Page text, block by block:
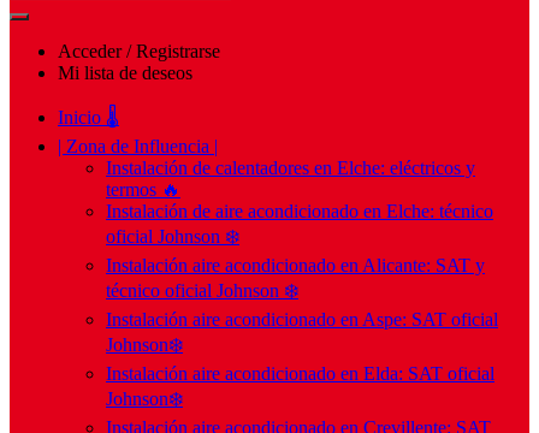
Acceder / Registrarse
Mi lista de deseos
Inicio 🌡️
| Zona de Influencia |
Instalación de calentadores en Elche: eléctricos y
termos 🔥
Instalación de aire acondicionado en Elche: técnico
oficial Johnson ❄️
Instalación aire acondicionado en Alicante: SAT y
técnico oficial Johnson ❄️
Instalación aire acondicionado en Aspe: SAT oficial
Johnson❄️
Instalación aire acondicionado en Elda: SAT oficial
Johnson❄️
Instalación aire acondicionado en Crevillente: SAT